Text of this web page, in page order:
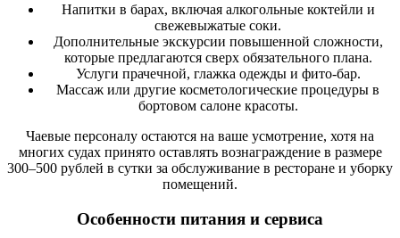
Напитки в барах, включая алкогольные коктейли и
свежевыжатые соки.
Дополнительные экскурсии повышенной сложности,
которые предлагаются сверх обязательного плана.
Услуги прачечной, глажка одежды и фито-бар.
Массаж или другие косметологические процедуры в
бортовом салоне красоты.
Чаевые персоналу остаются на ваше усмотрение, хотя на
многих судах принято оставлять вознаграждение в размере
300–500 рублей в сутки за обслуживание в ресторане и уборку
помещений.
Особенности питания и сервиса